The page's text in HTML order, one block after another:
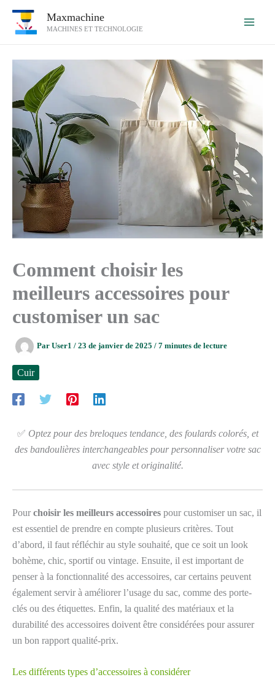
Maxmachine
MACHINES ET TECHNOLOGIE
Comment choisir les
meilleurs accessoires pour
customiser un sac
Par User1 / 23 de janvier de 2025 / 7 minutes de lecture
Cuir
✅ Optez pour des breloques tendance, des foulards colorés, et
des bandoulières interchangeables pour personnaliser votre sac
avec style et originalité.
Pour choisir les meilleurs accessoires pour customiser un sac, il
est essentiel de prendre en compte plusieurs critères. Tout
d’abord, il faut réfléchir au style souhaité, que ce soit un look
bohème, chic, sportif ou vintage. Ensuite, il est important de
penser à la fonctionnalité des accessoires, car certains peuvent
également servir à améliorer l’usage du sac, comme des porte-
clés ou des étiquettes. Enfin, la qualité des matériaux et la
durabilité des accessoires doivent être considérées pour assurer
un bon rapport qualité-prix.
Les différents types d’accessoires à considérer